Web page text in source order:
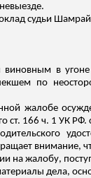
судьи Шамрай
виновным в
по
жалобе
ст. 166 ч. 1 УК РФ.
внимание,
на жалобу,
дела,